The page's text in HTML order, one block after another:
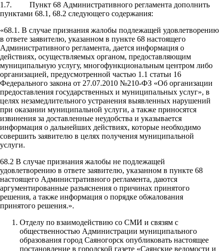
1.7. Пункт 68 Административного регламента дополнить
пунктами 68.1, 68.2 следующего содержания:
«68.1. В случае признания жалобы подлежащей удовлетворению
в ответе заявителю, указанном в пункте 68 настоящего
Административного регламента, дается информация о
действиях, осуществляемых органом, предоставляющим
муниципальную услугу, многофункциональным центром либо
организацией, предусмотренной частью 1.1 статьи 16
Федерального закона от 27.07.2010 №210-ФЗ «Об организации
предоставления государственных и муниципальных услуг», в
целях незамедлительного устранения выявленных нарушений
при оказании муниципальной услуги, а также приносятся
извинения за доставленные неудобства и указывается
информация о дальнейших действиях, которые необходимо
совершить заявителю в целях получения муниципальной
услуги.
68.2 В случае признания жалобы не подлежащей
удовлетворению в ответе заявителю, указанном в пункте 68
настоящего Административного регламента, даются
аргументированные разъяснения о причинах принятого
решения, а также информация о порядке обжалования
принятого решения.».
Отделу по взаимодействию со СМИ и связям с
общественностью Администрации муниципального
образования город Саяногорск опубликовать настоящее
постановление в городской газете «Саянские ведомости и